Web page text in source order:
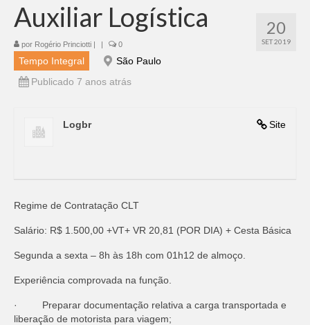
20
SET 2019
Auxiliar Logística
por Rogério Princiotti | | 0
Tempo Integral
São Paulo
Publicado 7 anos atrás
Site
Logbr
Regime de Contratação CLT
Salário: R$ 1.500,00 +VT+ VR 20,81 (POR DIA) + Cesta Básica
Segunda a sexta – 8h às 18h com 01h12 de almoço.
Experiência comprovada na função.
· Preparar documentação relativa a carga transportada e
liberação de motorista para viagem;